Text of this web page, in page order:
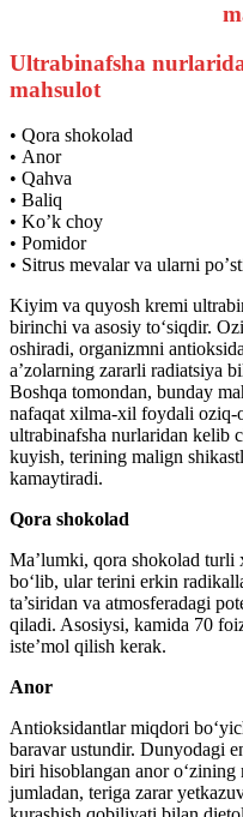
Ultrabinafsha
mahsulot
• Qora shokolad
• Аnor
• Qahva
• Baliq
• Koʼk choy
• Pomidor
• Sitrus mevalar va ularni
Kiyim va quyosh kremi
birinchi va asosiy to‘siqdir.
oshiradi, organizmni
a’zolarning zararli radiatsiya
Boshqa tomondan, bunday
nafaqat xilma-xil foydali oziq-
ultrabinafsha nurlaridan kelib
kuyish, terining malign
kamaytiradi.
Qora shokolad
Ma’lumki, qora shokolad turli
bo‘lib, ular terini erkin
ta’siridan va atmosferadagi
qiladi. Asosiysi, kamida 70
iste’mol qilish kerak.
Anor
Antioksidantlar miqdori
baravar ustundir. Dunyodagi
biri hisoblangan anor
jumladan, teriga zarar